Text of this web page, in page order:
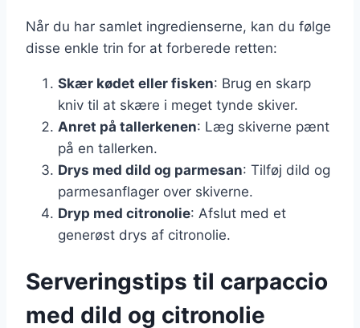
Når du har samlet ingredienserne, kan du følge
disse enkle trin for at forberede retten:
Skær kødet eller fisken: Brug en skarp
kniv til at skære i meget tynde skiver.
Anret på tallerkenen: Læg skiverne pænt
på en tallerken.
Drys med dild og parmesan: Tilføj dild og
parmesanflager over skiverne.
Dryp med citronolie: Afslut med et
generøst drys af citronolie.
Serveringstips til carpaccio
med dild og citronolie